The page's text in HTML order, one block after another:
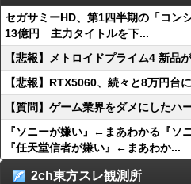
セガサミーHD、第1四半期の「コン
13億円 主力タイトルを下...
【悲報】メトロイドプライム4 新品
【悲報】RTX5060、続々と8万円台に
【質問】ゲーム業界をダメにしたハ
『ソニーが嫌い』←まあわかる『ソ
『任天堂信者が嫌い』←まあわか...
2ch東方スレ観測所